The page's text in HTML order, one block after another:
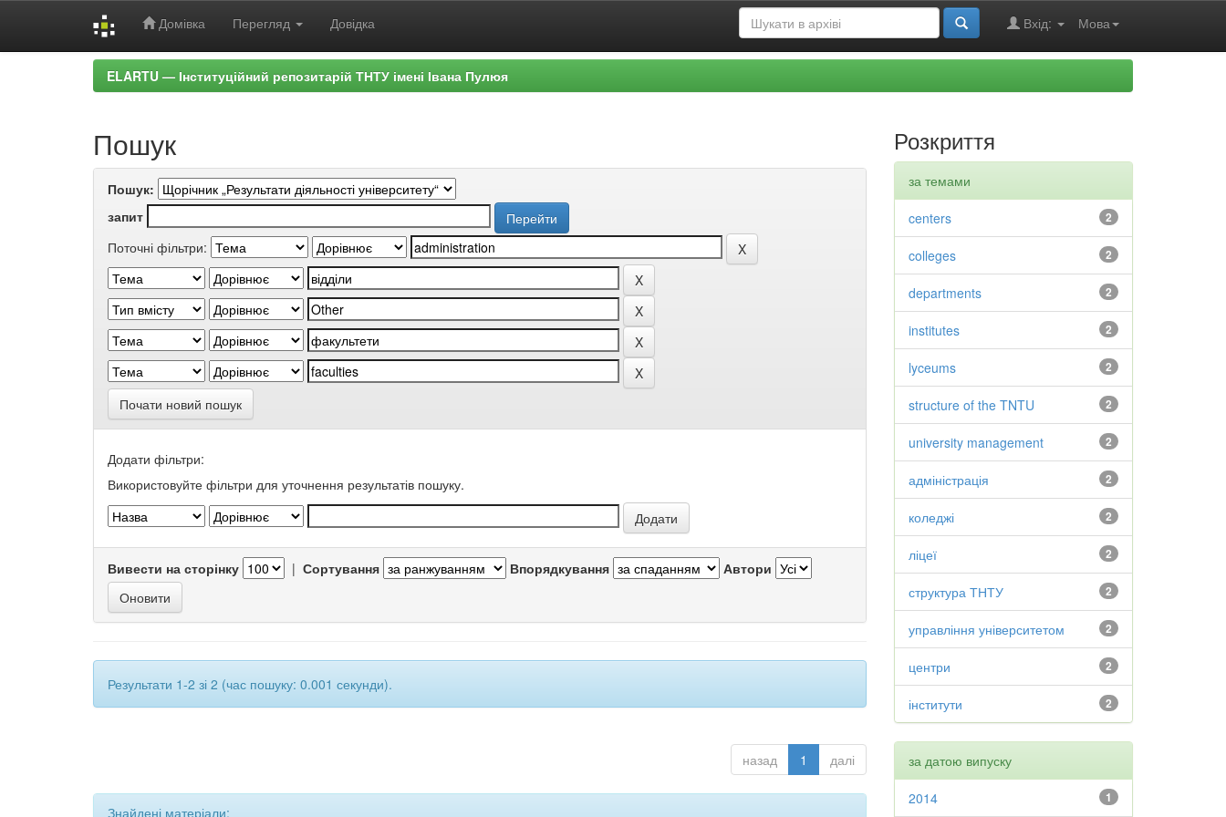
Домівка Перегляд Довідка Мова
Вхід:
ELARTU — Інституційний репозитарій ТНТУ імені Івана Пулюя
Пошук
Пошук:
запит
Поточні фільтри:
Почати новий пошук
Додати фільтри:
Використовуйте фільтри для уточнення результатів пошуку.
Вивести на сторінку | Сортування Впорядкування Автори
Результати 1-2 зі 2 (час пошуку: 0.001 секунди).
назад 1 далі
Знайдені матеріали:
Розкриття
за темами
2
centers
2
colleges
2
departments
2
institutes
2
lyceums
2
structure of the TNTU
2
university management
2
адміністрація
2
коледжі
2
ліцеї
2
структура ТНТУ
2
управління університетом
2
центри
2
інститути
за датою випуску
1
2014